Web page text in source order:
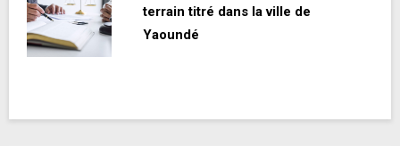
terrain titré dans la ville de
Yaoundé